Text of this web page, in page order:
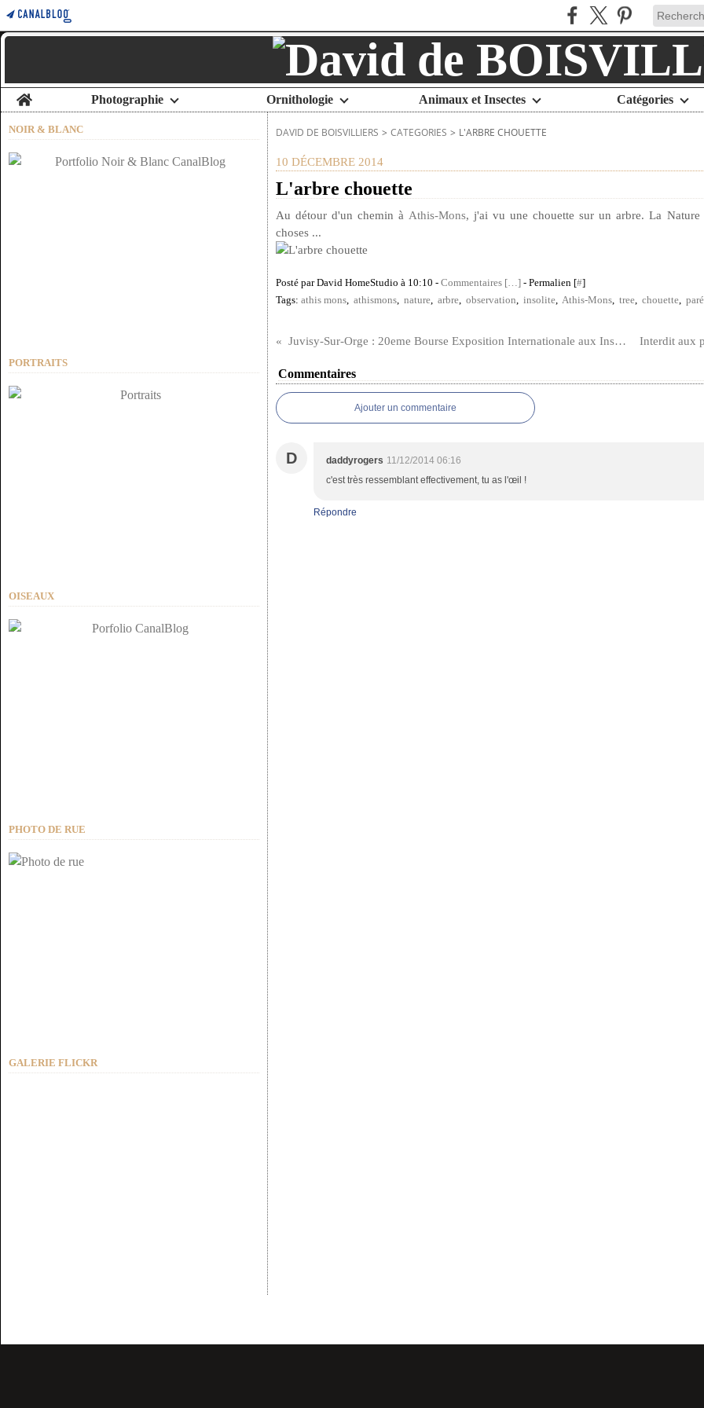
Home Photographie Ornithologie Animaux et Insectes Catégories
NOIR & BLANC
PORTRAITS
OISEAUX
PHOTO DE RUE
GALERIE FLICKR
DAVID DE BOISVILLIERS > CATEGORIES > L'ARBRE CHOUETTE
10 DÉCEMBRE 2014
L'arbre chouette
Au détour d'un chemin à Athis-Mons, j'ai vu une chouette sur un arbre. La Nature
choses ...
Posté par David HomeStudio à 10:10 - Commentaires […] - Permalien [#]
Tags: athis mons, athismons, nature, arbre, observation, insolite, Athis-Mons, tree, chouette,
Juvisy-Sur-Orge : 20eme Bourse Exposition Internationale aux Insectes 2014
Commentaires
Ajouter un commentaire
D daddyrogers 11/12/2014 06:16
c'est très ressemblant effectivement, tu as l'œil !
Répondre